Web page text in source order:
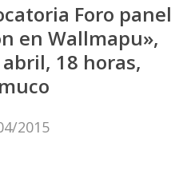
Foro panel
en Wallmapu»,
18 horas,
2015